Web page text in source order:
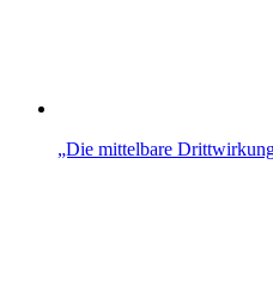
„Die mittelbare